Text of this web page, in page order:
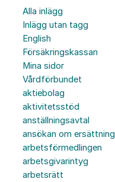
Alla inlägg
Inlägg utan tagg
English
Försäkringskassan
Mina sidor
Vårdförbundet
aktiebolag
aktivitetsstöd
anställningsavtal
ansökan om ersättning
arbetsförmedlingen
arbetsgivarintyg
arbetsrätt